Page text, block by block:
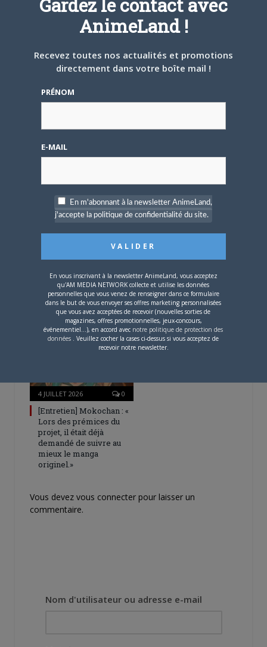
un rêve. Il ne me reste plus qu'à
rencontrer Hiroaki Samura et je pourrai
partir tranquille.
ARTICLES LIÉS
Une nouvelle série TV
Digimon en préparation
pour 2027
4 JUILLET 2026 0
[Entretien] Mokochan : «
Lors des prémices du
projet, il était déjà
demandé de suivre au
mieux le manga
originel.»
Vous devez vous connecter pour laisser un
commentaire.
Nom d'utilisateur ou adresse e-mail
Gardez le contact avec
AnimeLand !
Recevez toutes nos actualités et promotions
directement dans votre boîte mail !
PRÉNOM
E-MAIL
En m'abonnant à la newsletter AnimeLand,
j'accepte la politique de confidentialité du site.
En vous inscrivant à la newsletter AnimeLand, vous acceptez
qu'AM MEDIA NETWORK collecte et utilise les données
personnelles que vous venez de renseigner dans ce formulaire
dans le but de vous envoyer ses offres marketing personnalisées
que vous avez acceptées de recevoir (nouvelles sorties de
magazines, offres promotionnelles, jeux-concours,
événementiel...), en accord avec notre politique de protection des
données . Veuillez cocher la cases ci-dessus si vous acceptez de
recevoir notre newsletter.